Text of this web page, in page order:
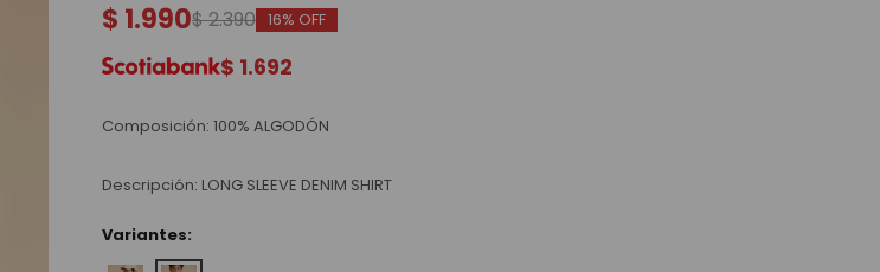
$ 1.990$2.390 16
$ 1.692
Composición: 100% ALGODÓN
Descripción: LONG SLEEVE DENIM SHIRT
Variantes: